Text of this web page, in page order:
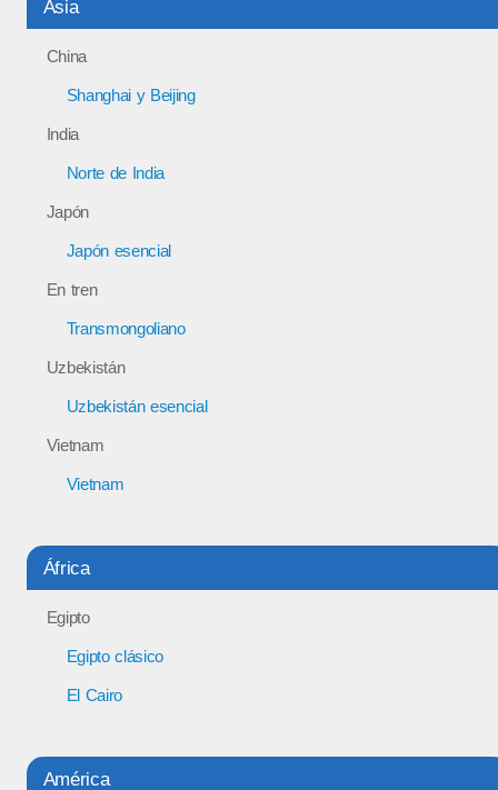
Asia
China
Shanghai y Beijing
India
Norte de India
Japón
Japón esencial
En tren
Transmongoliano
Uzbekistán
Uzbekistán esencial
Vietnam
Vietnam
África
Egipto
Egipto clásico
El Cairo
América